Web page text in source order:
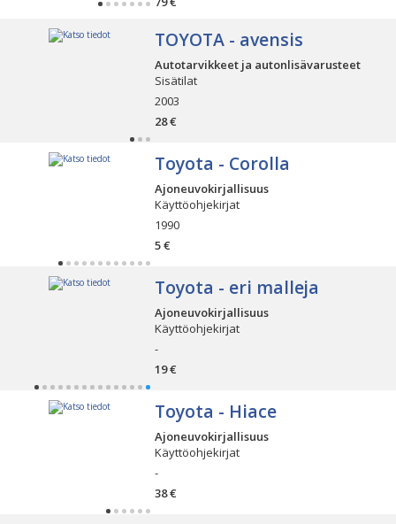
TOYOTA - avensis
Autotarvikkeet ja autonlisävarusteet
Sisätilat
2003
28 €
Toyota - Corolla
Ajoneuvokirjallisuus
Käyttöohjekirjat
1990
5 €
Toyota - eri malleja
Ajoneuvokirjallisuus
Käyttöohjekirjat
-
19 €
Toyota - Hiace
Ajoneuvokirjallisuus
Käyttöohjekirjat
-
38 €